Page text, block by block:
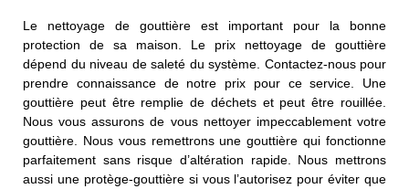
Le nettoyage de gouttière est important pour la bonne
protection de sa maison. Le prix nettoyage de gouttière
dépend du niveau de saleté du système. Contactez-nous pour
prendre connaissance de notre prix pour ce service. Une
gouttière peut être remplie de déchets et peut être rouillée.
Nous vous assurons de vous nettoyer impeccablement votre
gouttière. Nous vous remettrons une gouttière qui fonctionne
parfaitement sans risque d’altération rapide. Nous mettrons
aussi une protège-gouttière si vous l’autorisez pour éviter que